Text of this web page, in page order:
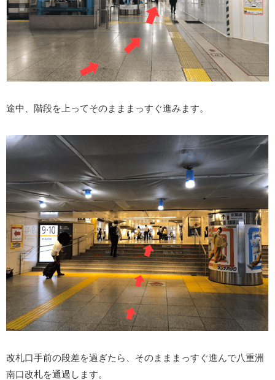
途中、階段を上ってそのまままっすぐ進みます。
改札口手前の段差を過ぎたら、そのまままっすぐ進んで八重洲
南口改札を通過します。